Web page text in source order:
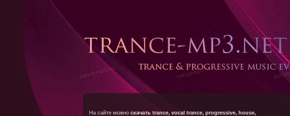
На сайте можно скачать trance, vocal trance, progressive, house,